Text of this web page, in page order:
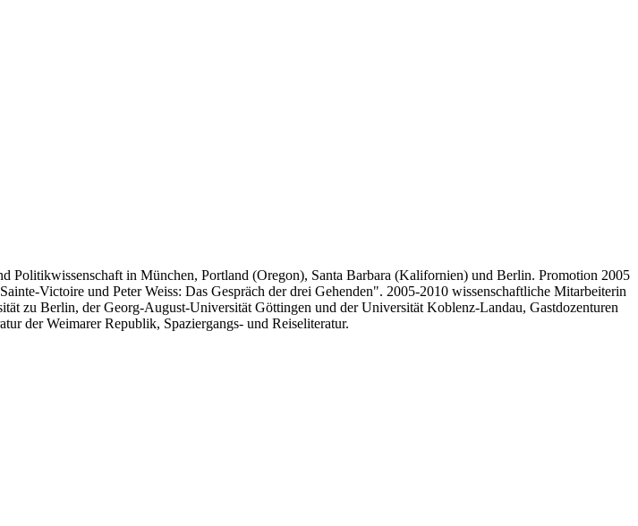
Politikwissenschaft in München, Portland (Oregon), Santa Barbara (Kalifornien) und Berlin. Promotion 2005
Victoire und Peter Weiss: Das Gespräch der drei Gehenden". 2005-2010 wissenschaftliche Mitarbeiterin
zu Berlin, der Georg-August-Universität Göttingen und der Universität Koblenz-Landau, Gastdozenturen
der Weimarer Republik, Spaziergangs- und Reiseliteratur.